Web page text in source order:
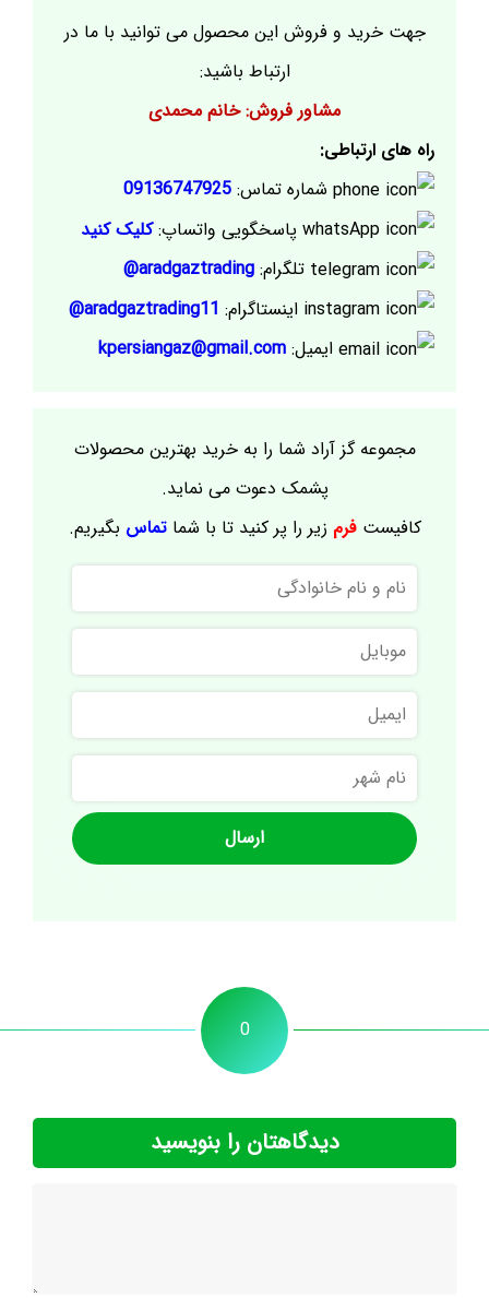
جهت خرید و فروش این محصول می توانید با ما در
ارتباط باشید:
مشاور فروش: خانم محمدی
راه های ارتباطی:
شماره تماس: 09136747925
پاسخگویی واتساپ:کلیک کنید
تلگرام: aradgaztrading@
اینستاگرام: aradgaztrading11@
ایمیل: kpersiangaz@gmail.com
مجموعه گز آراد شما را به خرید بهترین محصولات
پشمک دعوت می نماید.
کافیستفرم زیر را پر کنید تا با شماتماس بگیریم.
نام
و
نام
خانوادگی
موبایل
ایمیل
نام
شهر
0
دیدگاهتان را بنویسید